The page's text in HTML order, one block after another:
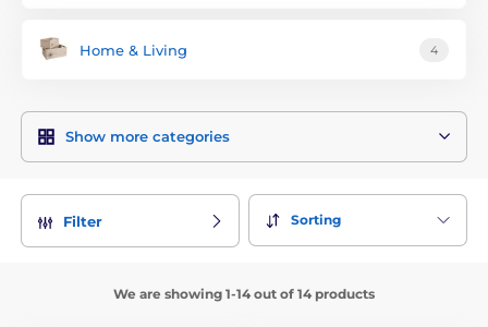
Home & Living 4
Show more categories
Filter Sorting
We are showing 1-14 out of 14 products